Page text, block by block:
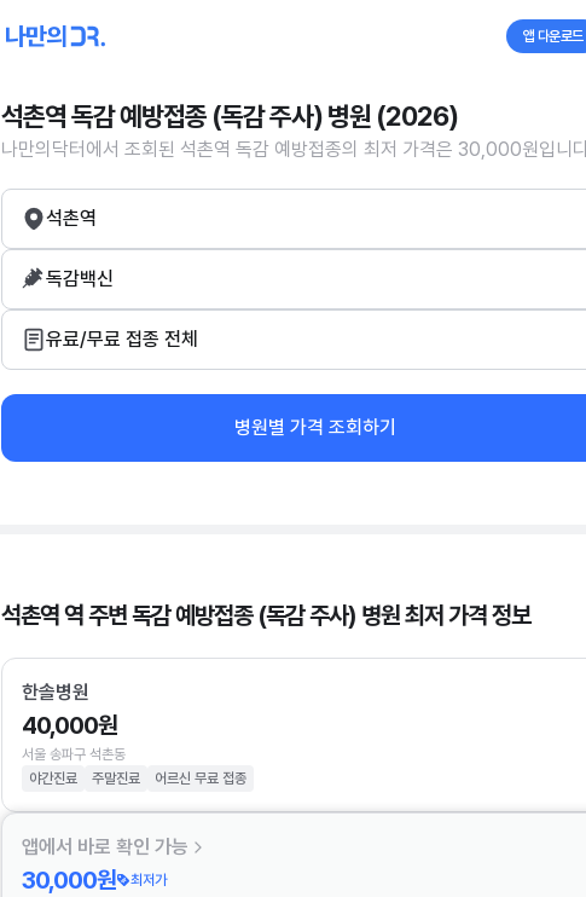
앱 다운로드
석촌역 독감 예방접종 (독감 주사) 병원 (2026)
나만의닥터에서 조회된 석촌역 독감 예방접종의 최저 가격은 30,000원입니
석촌역
독감백신
유료/무료 접종 전체
병원별 가격 조회하기
석촌역 역 주변 독감 예방접종 (독감 주사) 병원 최저 가격 정보
한솔병원
40,000원
서울 송파구 석촌동
야간진료
주말진료 어르신 무료 접종
앱에서 바로 확인 가능
30,000원
최저가